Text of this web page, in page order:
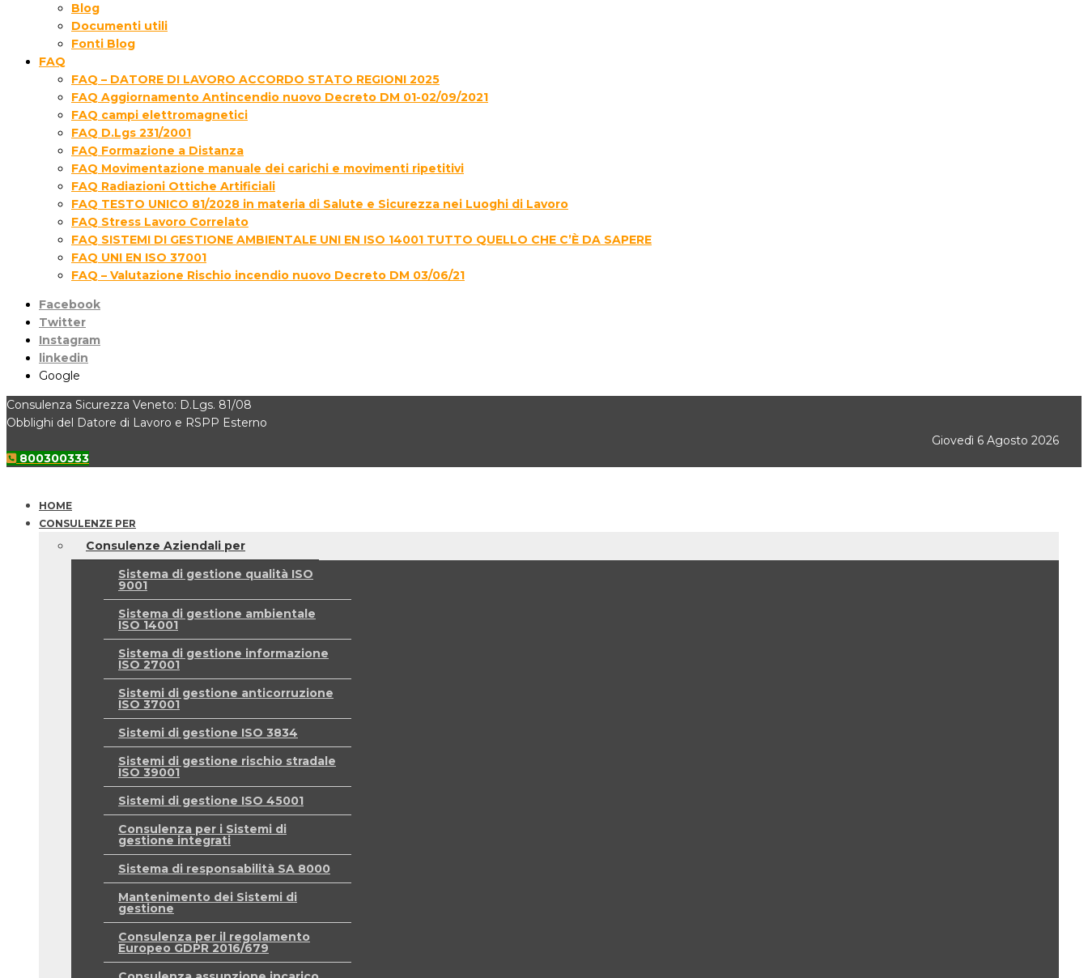
Blog
Documenti utili
Fonti Blog
FAQ
FAQ – DATORE DI LAVORO ACCORDO STATO REGIONI 2025
FAQ Aggiornamento Antincendio nuovo Decreto DM 01-02/09/2021
FAQ campi elettromagnetici
FAQ D.Lgs 231/2001
FAQ Formazione a Distanza
FAQ Movimentazione manuale dei carichi e movimenti ripetitivi
FAQ Radiazioni Ottiche Artificiali
FAQ TESTO UNICO 81/2028 in materia di Salute e Sicurezza nei Luoghi di Lavoro
FAQ Stress Lavoro Correlato
FAQ SISTEMI DI GESTIONE AMBIENTALE UNI EN ISO 14001 TUTTO QUELLO CHE C’È DA SAPERE
FAQ UNI EN ISO 37001
FAQ – Valutazione Rischio incendio nuovo Decreto DM 03/06/21
Facebook
Twitter
Instagram
linkedin
Google
Consulenza Sicurezza Veneto: D.Lgs. 81/08
Obblighi del Datore di Lavoro e RSPP Esterno
Giovedì 6 Agosto 2026
800300333
HOME
CONSULENZE PER
Consulenze Aziendali per
Sistema di gestione qualità ISO
9001
Sistema di gestione ambientale
ISO 14001
Sistema di gestione informazione
ISO 27001
Sistemi di gestione anticorruzione
ISO 37001
Sistemi di gestione ISO 3834
Sistemi di gestione rischio stradale
ISO 39001
Sistemi di gestione ISO 45001
Consulenza per i Sistemi di
gestione integrati
Sistema di responsabilità SA 8000
Mantenimento dei Sistemi di
gestione
Consulenza per il regolamento
Europeo GDPR 2016/679